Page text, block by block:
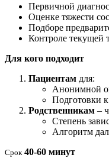
Первичной
Оценке тяжести
Подборе
Контроле текущей
Для кого подходит
Пациентам для:
Анонимной
Подготовки
Родственникам –
Степень
Алгоритм
Срок 40-60 минут